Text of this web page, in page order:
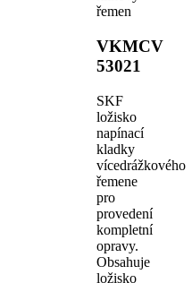
řemen
VKMCV
53021
SKF
ložisko
napínací
kladky
vícedrážkového
řemene
pro
provedení
kompletní
opravy.
Obsahuje
ložisko